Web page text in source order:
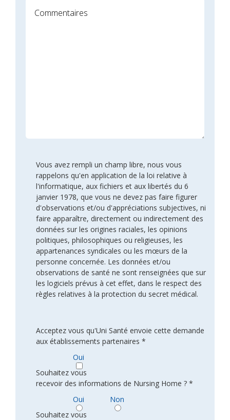
Vous avez rempli un champ libre, nous vous
rappelons qu'en application de la loi relative à
l'informatique, aux fichiers et aux libertés du 6
janvier 1978, que vous ne devez pas faire figurer
d'observations et/ou d'appréciations subjectives, ni
faire apparaître, directement ou indirectement des
données sur les origines raciales, les opinions
politiques, philosophiques ou religieuses, les
appartenances syndicales ou les mœurs de la
personne concernée. Les données et/ou
observations de santé ne sont renseignées que sur
les logiciels prévus à cet effet, dans le respect des
règles relatives à la protection du secret médical.
Acceptez vous qu'Uni Santé envoie cette demande
aux établissements partenaires *
Oui
Souhaitez vous
recevoir des informations de Nursing Home ? *
Oui
Non
Souhaitez vous